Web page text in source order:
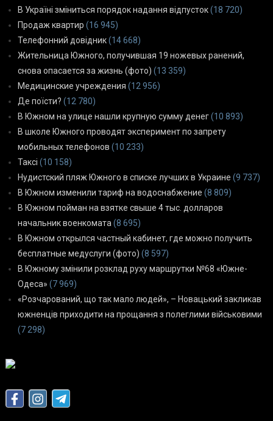
В Україні зміниться порядок надання відпусток(18 720)
Продаж квартир (16 945)
Телефонний довідник(14 668)
Жительница Южного, получившая 19 ножевых ранений,
снова опасается за жизнь (фото) (13 359)
Медицинские учреждения (12 956)
Де поїсти? (12 780)
В Южном на улице нашли крупную сумму денег(10 893)
В школе Южного проводят эксперимент по запрету
мобильных телефонов (10 233)
Таксі (10 158)
Нудистский пляж Южного в списке лучших в Украине (9 737)
В Южном изменили тариф на водоснабжение (8 809)
В Южном пойман на взятке свыше 4 тыс. долларов
начальник военкомата (8 695)
В Южном открылся частный кабинет, где можно получить
бесплатные медуслуги (фото) (8 597)
В Южному змінили розклад руху маршрутки №68 «Южне-
Одеса» (7 969)
«Розчарований, що так мало людей», – Новацький закликав
южненців приходити на прощання з полеглими військовими
(7 298)